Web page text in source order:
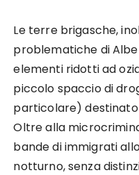
Le terre brigasche,
problematiche di
elementi ridotti ad
piccolo spaccio di
particolare) destinato
Oltre alla
bande di immigrati
notturno, senza